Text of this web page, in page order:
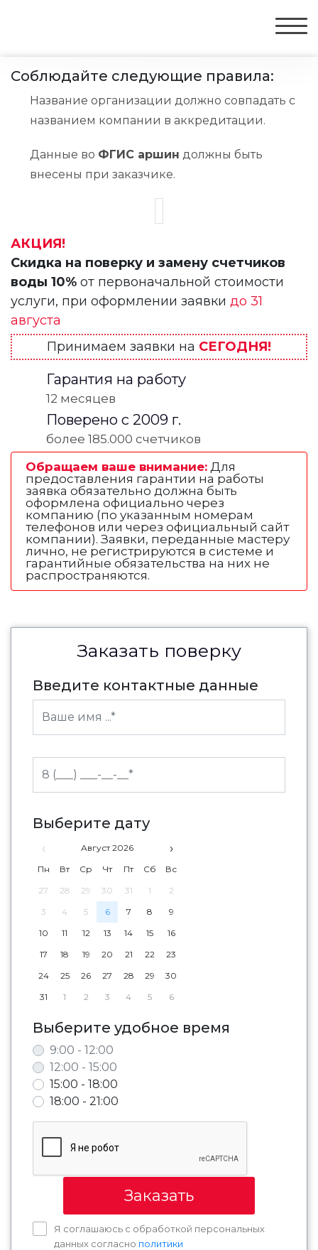
Соблюдайте следующие правила:
Название организации должно совпадать с
названием компании в аккредитации.
Данные во ФГИС аршин должны быть
внесены при заказчике.
АКЦИЯ!
Скидка на поверку и замену счетчиков
воды 10% от первоначальной стоимости
услуги, при оформлении заявки до 31
августа
Принимаем заявки на СЕГОДНЯ!
Гарантия на работу
12 месяцев
Поверено с 2009 г.
более 185.000 счетчиков
Обращаем ваше внимание: Для
предоставления гарантии на работы
заявка обязательно должна быть
оформлена официально через
компанию (по указанным номерам
телефонов или через официальный сайт
компании). Заявки, переданные мастеру
лично, не регистрируются в системе и
гарантийные обязательства на них не
распространяются.
Заказать поверку
Введите контактные данные
Выберите дату
‹ Август 2026 ›
Пн Вт Ср Чт Пт Сб
Вс
27
28 29 30 31 1
2
3
4 5 6 7 8
9
10
11 12 13 14 15
16
17
18 19 20 21 22
23
24
25 26 27 28 29
30
31
1 2 3 4 5 6
Выберите удобное время
9:00 - 12:00
12:00 - 15:00
15:00 - 18:00
18:00 - 21:00
Заказать
Я соглашаюсь с обработкой персональных
данных согласно политики